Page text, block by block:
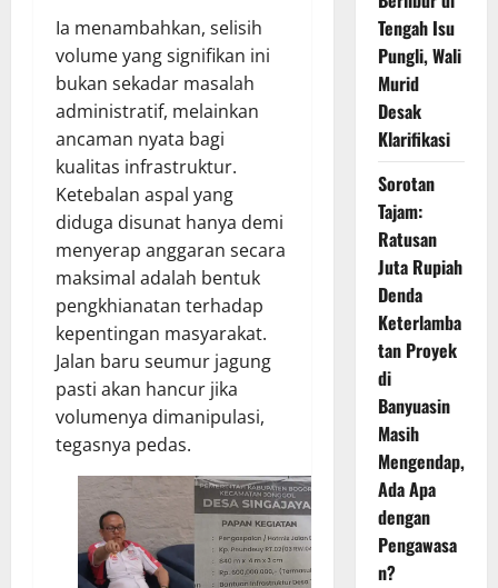
Ia menambahkan, selisih
volume yang signifikan ini
bukan sekadar masalah
administratif, melainkan
ancaman nyata bagi
kualitas infrastruktur.
Ketebalan aspal yang
diduga disunat hanya demi
menyerap anggaran secara
maksimal adalah bentuk
pengkhianatan terhadap
kepentingan masyarakat.
Jalan baru seumur jagung
pasti akan hancur jika
volumenya dimanipulasi,
tegasnya pedas.
Tengah Isu
Pungli, Wali
Murid
Desak
Klarifikasi
Sorotan
Tajam:
Ratusan
Juta Rupiah
Denda
Keterlamba
tan Proyek
di
Banyuasin
Masih
Mengendap,
Ada Apa
dengan
Pengawasa
n?